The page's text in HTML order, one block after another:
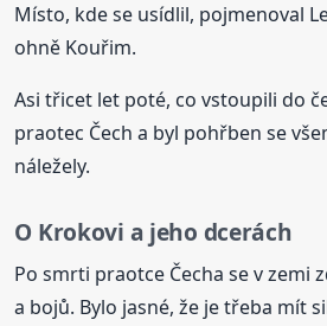
Místo, kde se usídlil, pojmenoval
ohně Kouřim.
Asi třicet let poté, co vstoupili do
praotec Čech a byl pohřben se
náležely.
O Krokovi a jeho dcerách
Po smrti praotce Čecha se v zemi
a bojů. Bylo jasné, že je třeba mít